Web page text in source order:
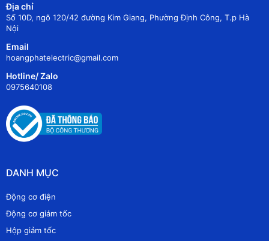
Địa chỉ
Số 10D, ngõ 120/42 đường Kim Giang, Phường Định Công, T.p Hà
Nội
Email
hoangphatelectric@gmail.com
Hotline/ Zalo
0975640108
DANH MỤC
Động cơ điện
Động cơ giảm tốc
Hộp giảm tốc